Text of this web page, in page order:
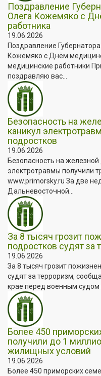
Поздравление
Олега Кожемяко с
работника
19.06.2026
Поздравление
Кожемяко с Днём
медицинские работники
поздравляю вас...
Безопасность на
каникул
подростков
19.06.2026
Безопасность на железной
электротравмы получили
www.primorsky.ru За две
Дальневосточной...
За 8 тысяч грозит
подростков судят за
19.06.2026
За 8 тысяч грозит
судят за терроризм,
крае перед военным судом
Более 450
получили до 1
жилищных условий
19.06.2026
Более 450 приморских